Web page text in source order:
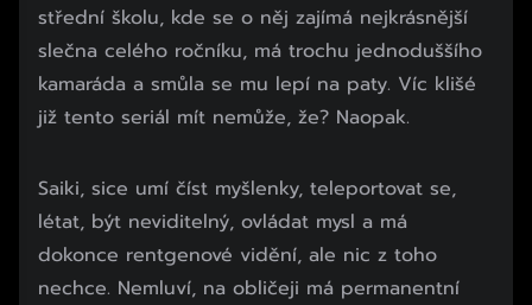
střední školu, kde se o něj zajímá nejkrásnější
slečna celého ročníku, má trochu jednoduššího
kamaráda a smůla se mu lepí na paty. Víc klišé
již tento seriál mít nemůže, že? Naopak.
Saiki, sice umí číst myšlenky, teleportovat se,
létat, být neviditelný, ovládat mysl a má
dokonce rentgenové vidění, ale nic z toho
nechce. Nemluví, na obličeji má permanentní